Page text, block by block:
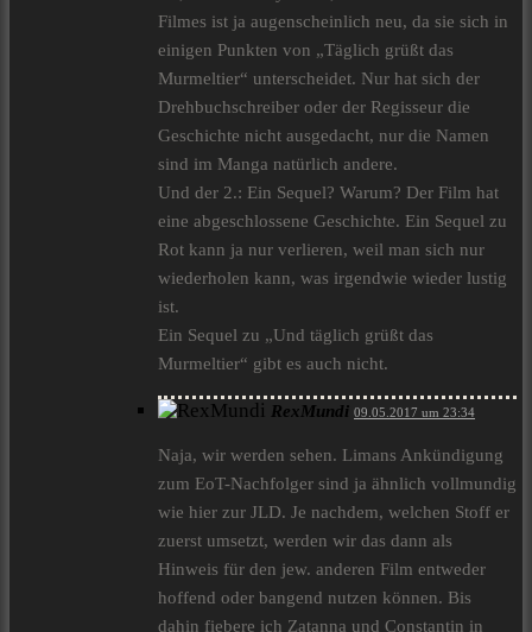
Filmes ist ja augenscheinlich neu, da sie sich in
einigen Punkten von „Täglich grüßt das
Murmeltier“ unterscheidet. Nur hat sich der
Drehbuchschreiber oder der Regisseur die
Geschichte nicht ausgedacht, nur die Namen
sind im Manga natürlich andere.
Und der 2.: Ein Sequel? Warum? Der Film hat
eine abgeschlossene Geschichte. Ein Sequel zu
Rot kann ja nur verlieren, weil man sich nur
wiederholen kann, was irgendwie wieder lustig
ist.
Ein Sequel zu „Und täglich grüßt das
Murmeltier“ gibt es auch nicht.
RexMundi 09.05.2017 um 23:34
Naja, wir werden sehen. Limans Ankündigung
zum EoT-Nachfolger sind ja ähnlich vollmundig
wie hier zur JLD. Je nachdem, welchen Stoff er
zuerst umsetzt, werden wir das dann als
Hinweis für den jew. anderen Film entweder
hoffend oder bangend nutzen können. Bis
dahin fiebere ich Zatanna und Constantin in